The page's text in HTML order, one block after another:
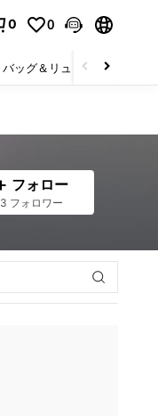
0 0
バッグ＆リュック
フォロー
3 フォロワー